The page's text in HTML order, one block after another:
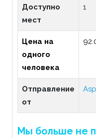
Доступно
мест
1
Цена на
одного
человека
Отправление
от
Мы больше не